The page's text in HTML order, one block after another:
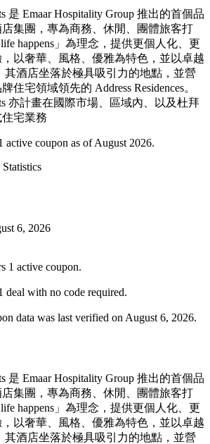
是 Emaar Hospitality Group 推出的首個品
集團，專為商務、休閒、團體旅客打
happens」為理念，提供更個人化、更
以奢華、風格、優雅為特色，並以卓越
其酒店坐落於極具吸引力的地點，並營
住宅領域領先的 Address Residences。
亦計畫在國際市場、區域內、以及杜拜
宅業務
active coupon as of August 2026.
6, 2026
1 active coupon.
deal with no code required.
data was last verified on August 6, 2026.
是 Emaar Hospitality Group 推出的首個品
集團，專為商務、休閒、團體旅客打
happens」為理念，提供更個人化、更
以奢華、風格、優雅為特色，並以卓越
其酒店坐落於極具吸引力的地點，並營